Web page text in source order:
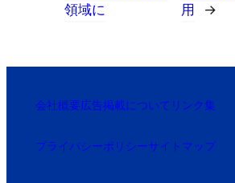
領域に
用
→
会社概要広告掲載について リンク集
プライバシーポリシーサイトマップ